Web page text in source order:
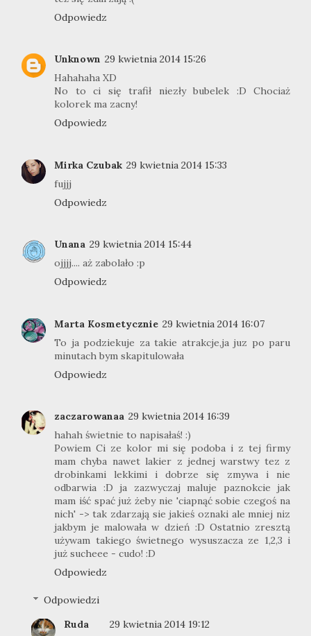
Odpowiedz
Unknown 29 kwietnia 2014 15:26
Hahahaha XD
No to ci się trafił niezły bubelek :D Chociaż
kolorek ma zacny!
Odpowiedz
Mirka Czubak 29 kwietnia 2014 15:33
fujjj
Odpowiedz
Unana 29 kwietnia 2014 15:44
ojjjj.... aż zabolało :p
Odpowiedz
Marta Kosmetycznie 29 kwietnia 2014 16:07
To ja podziekuje za takie atrakcje,ja juz po paru
minutach bym skapitulowała
Odpowiedz
zaczarowanaa 29 kwietnia 2014 16:39
hahah świetnie to napisałaś! :)
Powiem Ci ze kolor mi się podoba i z tej firmy
mam chyba nawet lakier z jednej warstwy tez z
drobinkami lekkimi i dobrze się zmywa i nie
odbarwia :D ja zazwyczaj maluje paznokcie jak
mam iść spać już żeby nie 'ciapnąć sobie czegoś na
nich' -> tak zdarzają sie jakieś oznaki ale mniej niz
jakbym je malowała w dzień :D Ostatnio zresztą
używam takiego świetnego wysuszacza ze 1,2,3 i
już sucheee - cudo! :D
Odpowiedz
Odpowiedzi
Ruda
29 kwietnia 2014 19:12